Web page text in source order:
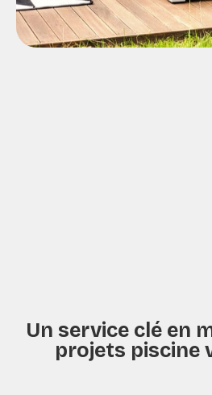
Un service clé en
projets piscine